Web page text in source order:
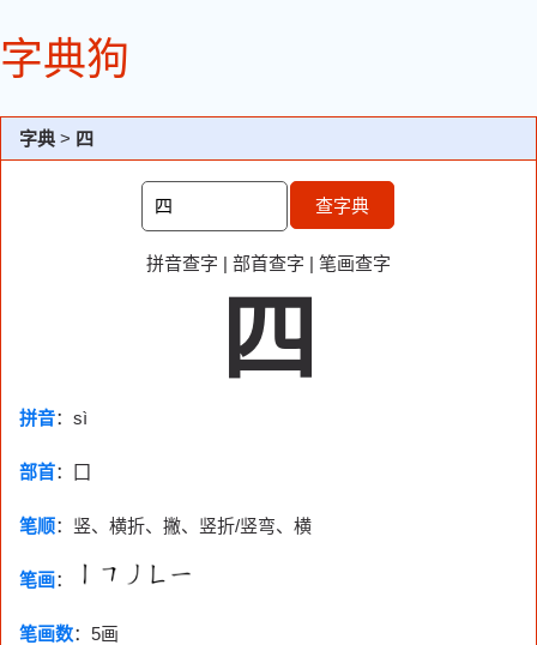
字典狗
字典 > 四
查字典
拼音查字 | 部首查字 | 笔画查字
四
拼音：sì
部首： 囗
笔顺：竖、横折、撇、竖折/竖弯、横
笔画：
笔画数： 5画